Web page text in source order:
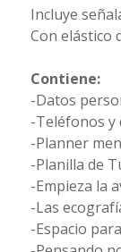
Incluye
Con elástico
Contiene:
-Datos
-Teléfonos y
-Planner
-Planilla de
-Empieza la
-Las
-Espacio